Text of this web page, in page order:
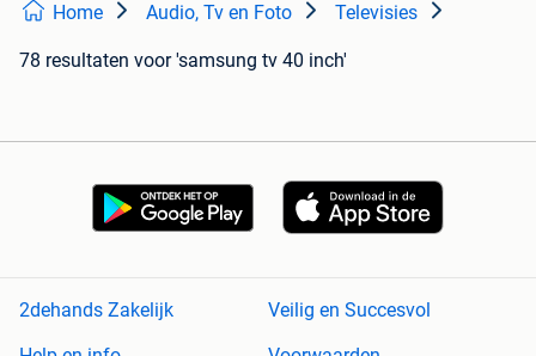
Home Audio, Tv en Foto Televisies
78 resultaten voor 'samsung tv 40 inch'
2dehands Zakelijk
Veilig en Succesvol